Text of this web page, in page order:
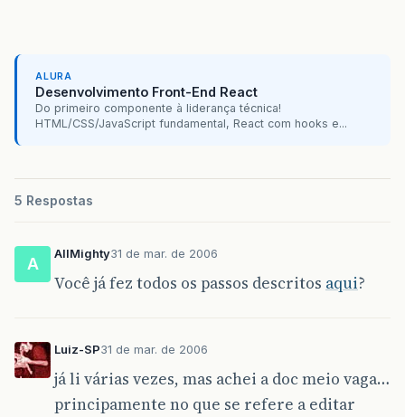
ALURA
Desenvolvimento Front-End React
Do primeiro componente à liderança técnica!
HTML/CSS/JavaScript fundamental, React com hooks e...
5 Respostas
A
AllMighty31 de mar. de 2006
Você já fez todos os passos descritos aqui?
Luiz-SP31 de mar. de 2006
já li várias vezes, mas achei a doc meio vaga…
principamente no que se refere a editar